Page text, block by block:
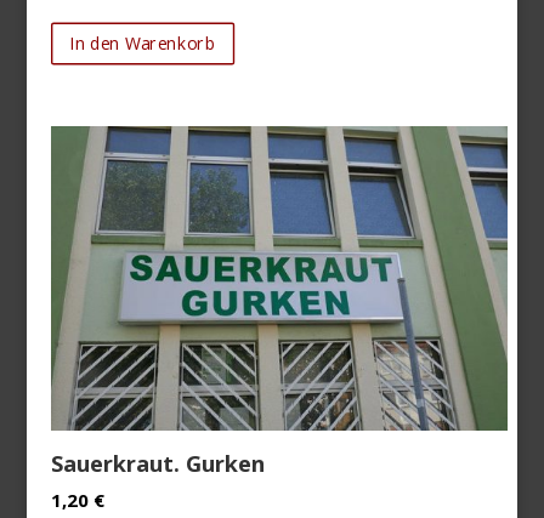
In den Warenkorb
Sauerkraut. Gurken
1,20 €